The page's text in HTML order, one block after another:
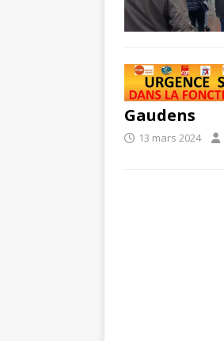
Gaudens
13 mars 2024